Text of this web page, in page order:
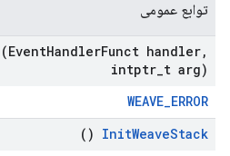
توابع عمومی
(EventHandlerFunct handler,
intptr t arg)
WEAVE_ERROR
InitWeaveStack
()